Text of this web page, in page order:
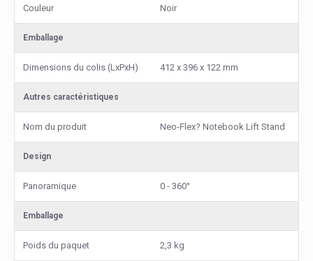
Couleur Noir
Emballage
Dimensions du colis (LxPxH) 412 x 396 x 122 mm
Autres caractéristiques
Nom du produit Neo-Flex? Notebook Lift Stand
Design
Panoramique 0 - 360°
Emballage
Poids du paquet 2,3 kg